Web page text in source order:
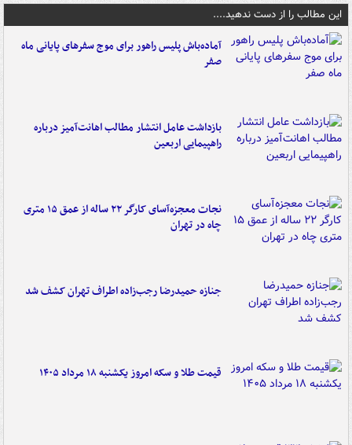
این مطالب را از دست ندهید....
آماده‌باش پلیس راهور برای موج سفرهای پایانی ماه
صفر
بازداشت عامل انتشار مطالب اهانت‌آمیز درباره
راهپیمایی اربعین
نجات معجزه‌آسای کارگر ۲۲ ساله از عمق ۱۵ متری
چاه در تهران
جنازه حمیدرضا رجب‌زاده اطراف تهران کشف شد
قیمت طلا و سکه امروز یکشنبه ۱۸ مرداد ۱۴۰۵